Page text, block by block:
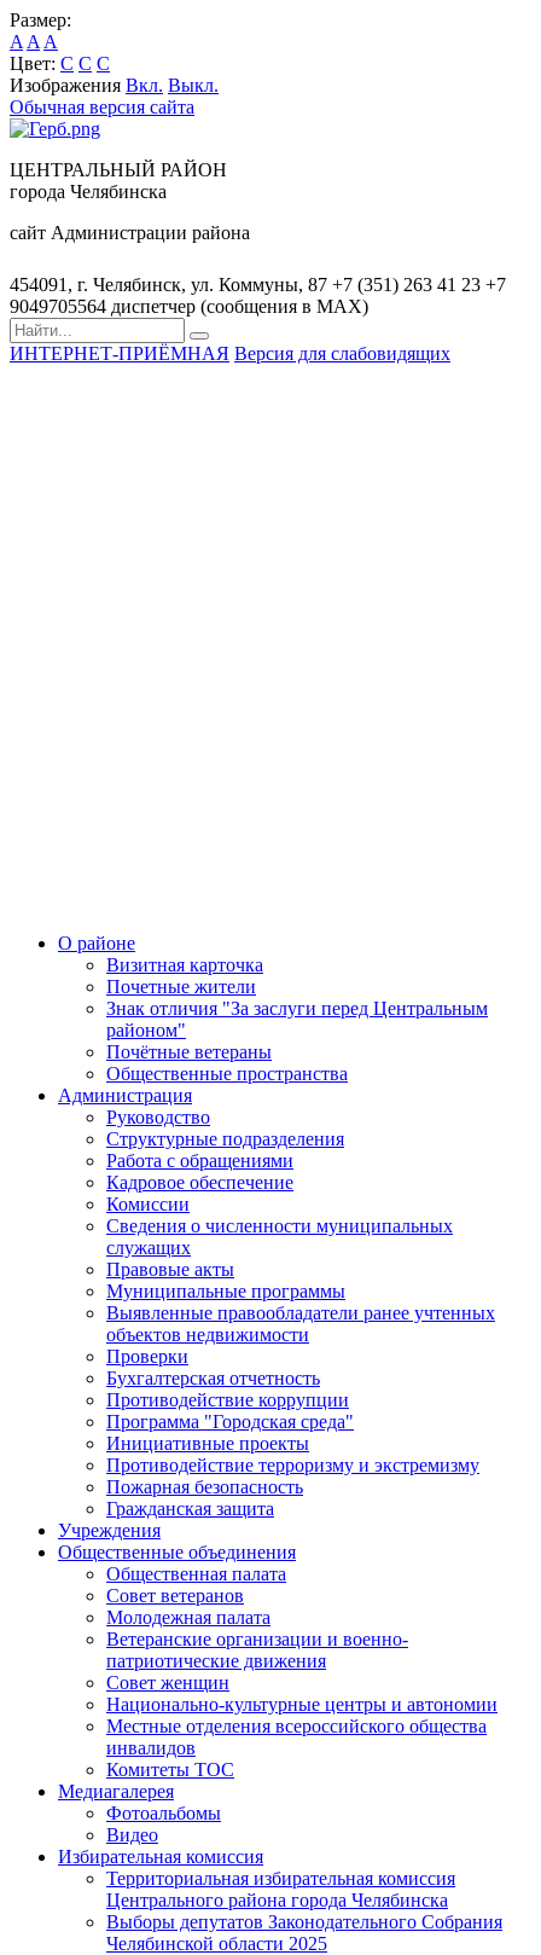
Размер:
A A A
Цвет: C C C
Изображения Вкл. Выкл.
Обычная версия сайта
ЦЕНТРАЛЬНЫЙ РАЙОН
города Челябинска
сайт Администрации района
454091, г. Челябинск, ул. Коммуны, 87 +7 (351) 263 41 23 +7
9049705564 диспетчер (сообщения в MAX)
ИНТЕРНЕТ-ПРИЁМНАЯ Версия для слабовидящих
О районе
Визитная карточка
Почетные жители
Знак отличия "За заслуги перед Центральным
районом"
Почётные ветераны
Общественные пространства
Администрация
Руководство
Структурные подразделения
Работа с обращениями
Кадровое обеспечение
Комиссии
Сведения о численности муниципальных
служащих
Правовые акты
Муниципальные программы
Выявленные правообладатели ранее учтенных
объектов недвижимости
Проверки
Бухгалтерская отчетность
Противодействие коррупции
Программа "Городская среда"
Инициативные проекты
Противодействие терроризму и экстремизму
Пожарная безопасность
Гражданская защита
Учреждения
Общественные объединения
Общественная палата
Совет ветеранов
Молодежная палата
Ветеранские организации и военно-
патриотические движения
Совет женщин
Национально-культурные центры и автономии
Местные отделения всероссийского общества
инвалидов
Комитеты ТОС
Медиагалерея
Фотоальбомы
Видео
Избирательная комиссия
Территориальная избирательная комиссия
Центрального района города Челябинска
Выборы депутатов Законодательного Собрания
Челябинской области 2025